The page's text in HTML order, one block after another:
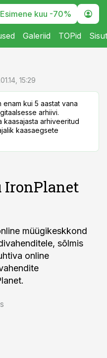
Esimene kuu -70%
Galeriid TOPid
15:29
enam kui 5 aastat vana
arhiivi.
kaasajasta arhiveeritud
kaasaegsete
IronPlanet
müügikeskkond
sõlmis
online